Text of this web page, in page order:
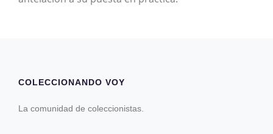
COLECCIONANDO VOY
La comunidad de coleccionistas.